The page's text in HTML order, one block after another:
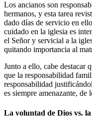
Los ancianos son
hermanos, y esta tarea
dado días de servicio en
cuidado en la iglesia es
el Señor y servicial a la
quitando importancia al
Junto a ello, cabe destacar
que la responsabilidad
responsabilidad
es siempre amenazante, de
La voluntad de Dios vs. la